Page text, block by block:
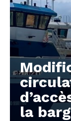
la